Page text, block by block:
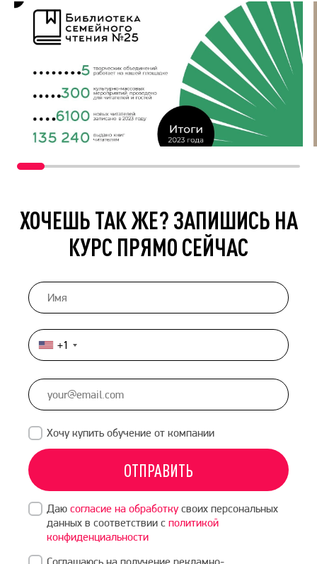
ХОЧЕШЬ ТАК ЖЕ? ЗАПИШИСЬ НА
КУРС ПРЯМО СЕЙЧАС
United
States
+1
+1
Хочу купить обучение от компании
ОТПРАВИТЬ
Даю согласие на обработкусвоих персональных
данных в соответствии с политикой
конфиденциальности